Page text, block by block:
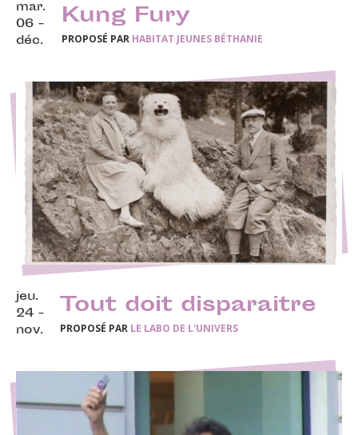
mar.
06 -
déc.
Kung Fury
PROPOSÉ PAR HABITAT JEUNES BÉTHANIE
jeu.
24 -
nov.
Tout doit disparaitre
PROPOSÉ PAR LE LABO DE L'UNIVERS